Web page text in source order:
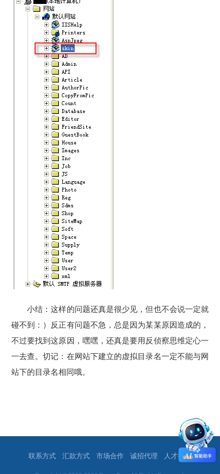
小结：这样的问题还真是很少见，但也不会说一定就
碰不到：）反正有问题不急，总是因为某某原因造成的，
不过要找到这原因，嘿嘿，还真是要用反侦察思维定心一
一去查。切记：在网站下建立的虚拟目录名一定不能与网
站下的目录名相同哦。
联系方式 汇款方式 市场合作 诚招代理 人才招聘